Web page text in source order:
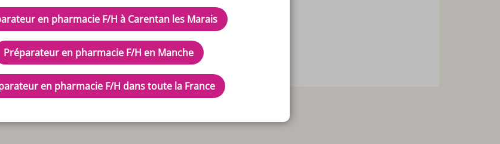
et/ou d'accroissement de l'activité
en pharmacie F/H à Carentan les Marais
Préparateur en pharmacie F/H en Manche
en pharmacie F/H dans toute la France